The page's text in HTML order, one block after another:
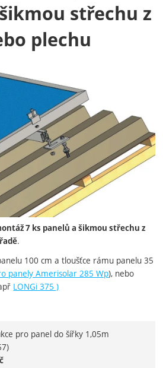
střechu z
plechu
7 ks panelů a šikmou střechu z
.
100 cm a tloušťce rámu panelu 35
panely Amerisolar 285 Wp), nebo
LONGi 375 )
pro panel do šířky 1,05m